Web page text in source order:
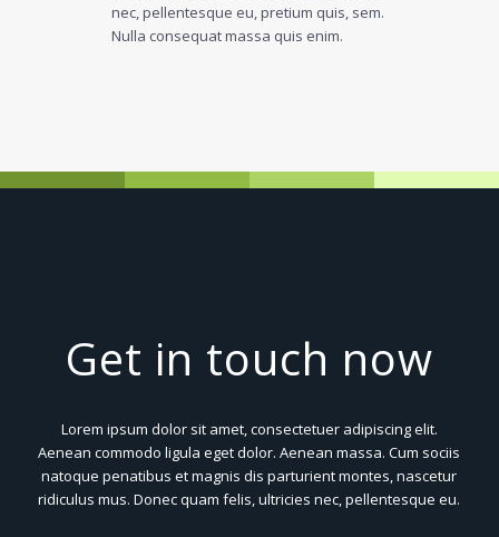
nec, pellentesque eu, pretium quis, sem.
Nulla consequat massa quis enim.
Get in touch now
Lorem ipsum dolor sit amet, consectetuer adipiscing elit.
Aenean commodo ligula eget dolor. Aenean massa. Cum sociis
natoque penatibus et magnis dis parturient montes, nascetur
ridiculus mus. Donec quam felis, ultricies nec, pellentesque eu.